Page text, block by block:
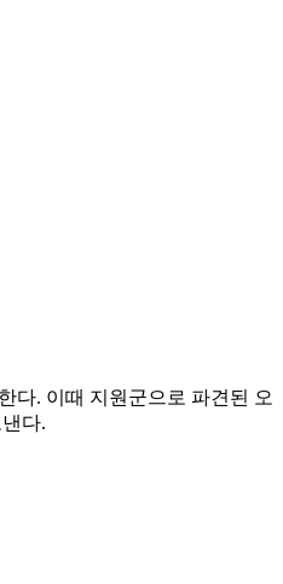
다. 이때 지원군으로 파견된 오
다.